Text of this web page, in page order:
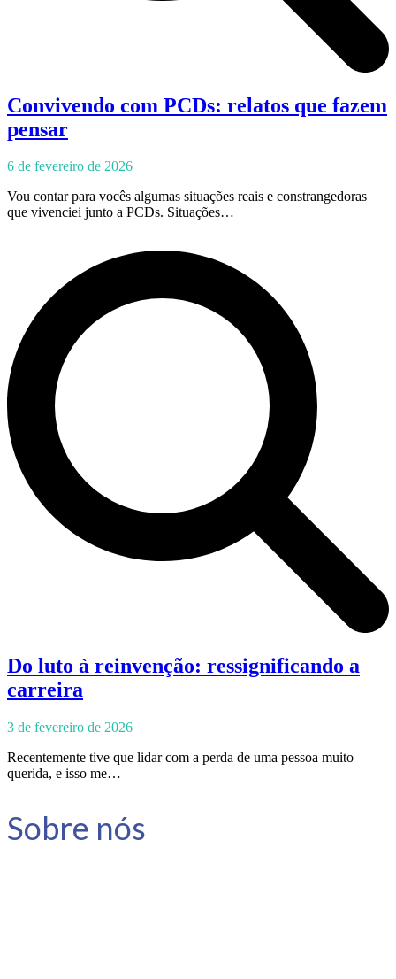
Convivendo com PCDs: relatos que fazem
pensar
6 de fevereiro de 2026
Vou contar para vocês algumas situações reais e constrangedoras
que vivenciei junto a PCDs. Situações…
Do luto à reinvenção: ressignificando a
carreira
3 de fevereiro de 2026
Recentemente tive que lidar com a perda de uma pessoa muito
querida, e isso me…
Sobre nós